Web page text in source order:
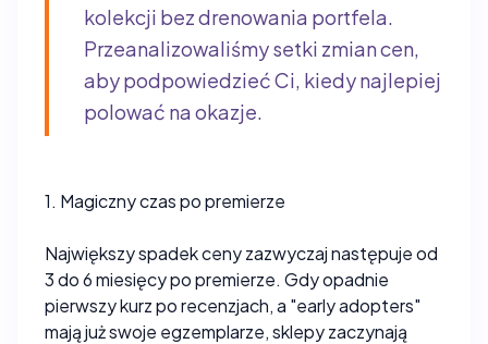
kolekcji bez drenowania portfela.
Przeanalizowaliśmy setki zmian cen,
aby podpowiedzieć Ci, kiedy najlepiej
polować na okazje.
1. Magiczny czas po premierze
Największy spadek ceny zazwyczaj następuje od
3 do 6 miesięcy po premierze. Gdy opadnie
pierwszy kurz po recenzjach, a "early adopters"
mają już swoje egzemplarze, sklepy zaczynają